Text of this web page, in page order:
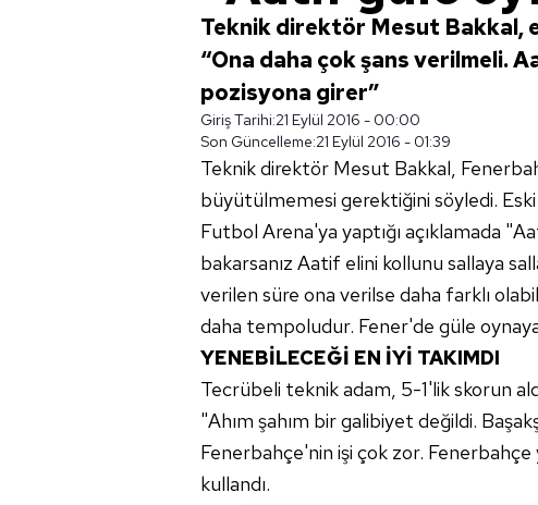
Teknik direktör Mesut Bakkal,
“Ona daha çok şans verilmeli.
pozisyona girer”
Giriş Tarihi:21 Eylül 2016 - 00:00
Son Güncelleme:21 Eylül 2016 - 01:39
Teknik direktör Mesut Bakkal,
büyütülmemesi gerektiğini söyledi.
Futbol Arena'ya yaptığı açıklamada
bakarsanız Aatif elini kollunu sallaya
verilen süre ona verilse daha farklı
daha tempoludur. Fener'de güle
YENEBİLECEĞİ EN İYİ TAKIMDI
Tecrübeli teknik adam, 5-1'lik skorun
"Ahım şahım bir galibiyet değildi.
Fenerbahçe'nin işi çok zor.
kullandı.